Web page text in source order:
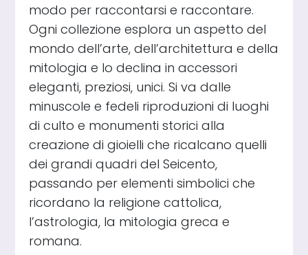
modo per raccontarsi e raccontare.
Ogni collezione esplora un aspetto del
mondo dell’arte, dell’architettura e della
mitologia e lo declina in accessori
eleganti, preziosi, unici. Si va dalle
minuscole e fedeli riproduzioni di luoghi
di culto e monumenti storici alla
creazione di gioielli che ricalcano quelli
dei grandi quadri del Seicento,
passando per elementi simbolici che
ricordano la religione cattolica,
l’astrologia, la mitologia greca e
romana.